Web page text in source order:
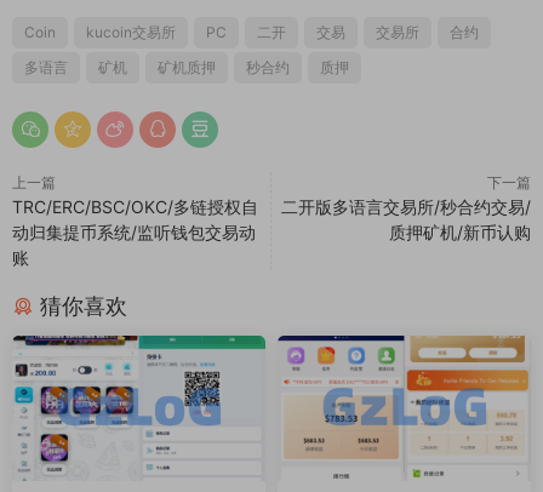
Coin kucoin交易所 PC 二开 交易 交易所
合约
多语言
矿机 矿机质押 秒合约 质押
上一篇
TRC/ERC/BSC/OKC/多链授权自
动归集提币系统/监听钱包交易动
账
下一篇
二开版多语言交易所/秒合约交易/
质押矿机/新币认购
猜你喜欢